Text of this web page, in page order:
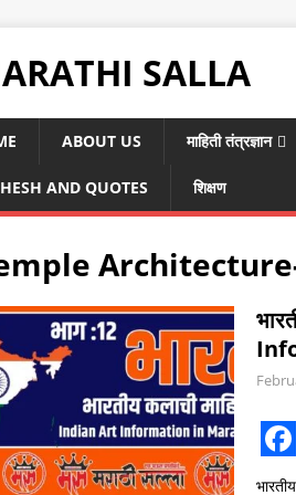
SALLA
ABOUT US माहिती तंत्रज्ञान
AND QUOTES शिक्षण
F